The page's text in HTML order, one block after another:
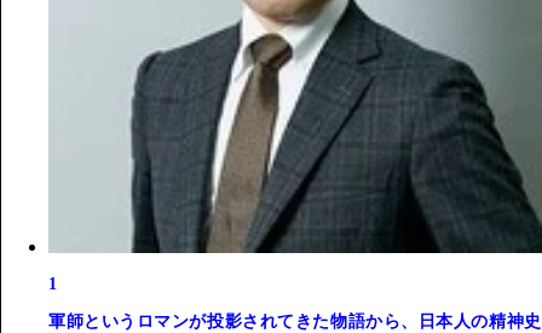
1
軍師というロマンが投影されてきた物語から、日本人の精神史